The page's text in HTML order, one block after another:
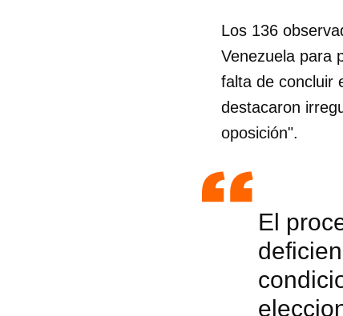
Los 136
Venezuela para
falta de concluir
destacaron
oposición".
El